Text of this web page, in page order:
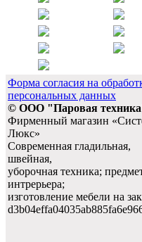
Форма согласия на
персональных данных
© ООО "Паровая
Фирменный магазин
Люкс»
Современная гладильная,
швейная,
уборочная техника;
интрерьера;
изготовление мебели на